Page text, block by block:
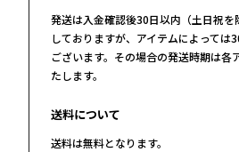
発送は入金確認後30日以内（土日祝を
しておりますが、アイテムによっては
ございます。その場合の発送時期は各
たします。
送料について
送料は無料となります。